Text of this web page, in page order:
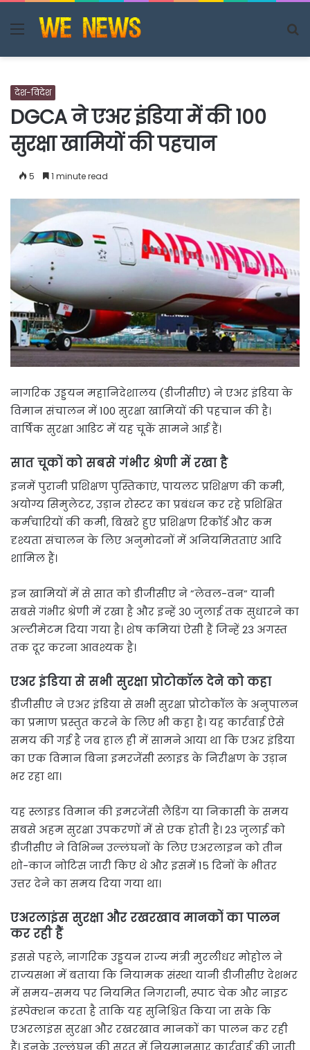
Menu
देश-विदेश
DGCA ने एअर इंडिया में की 100
सुरक्षा खामियों की पहचान
5 1 minute read
नागरिक उड्डयन महानिदेशालय (डीजीसीए) ने एअर इंडिया के
विमान संचालन में 100 सुरक्षा खामियों की पहचान की है।
वार्षिक सुरक्षा आडिट में यह चूकें सामने आई हैं।
सात चूकों को सबसे गंभीर श्रेणी में रखा है
इनमें पुरानी प्रशिक्षण पुस्तिकाएं, पायलट प्रशिक्षण की कमी,
अयोग्य सिमुलेटर, उड़ान रोस्टर का प्रबंधन कर रहे प्रशिक्षित
कर्मचारियों की कमी, बिखरे हुए प्रशिक्षण रिकॉर्ड और कम
दृश्यता संचालन के लिए अनुमोदनों में अनियमितताएं आदि
शामिल हैं।
इन खामियों में से सात को डीजीसीए ने ”लेवल-वन” यानी
सबसे गंभीर श्रेणी में रखा है और इन्हें 30 जुलाई तक सुधारने का
अल्टीमेटम दिया गया है। शेष कमियां ऐसी हैं जिन्हें 23 अगस्त
तक दूर करना आवश्यक है।
एअर इंडिया से सभी सुरक्षा प्रोटोकॉल देने को कहा
डीजीसीए ने एअर इंडिया से सभी सुरक्षा प्रोटोकॉल के अनुपालन
का प्रमाण प्रस्तुत करने के लिए भी कहा है। यह कार्रवाई ऐसे
समय की गई है जब हाल ही में सामने आया था कि एअर इंडिया
का एक विमान बिना इमरजेंसी स्लाइड के निरीक्षण के उड़ान
भर रहा था।
यह स्लाइड विमान की इमरजेंसी लैंडिंग या निकासी के समय
सबसे अहम सुरक्षा उपकरणों में से एक होती है। 23 जुलाई को
डीजीसीए ने विभिन्न उल्लंघनों के लिए एअरलाइन को तीन
शो-काज नोटिस जारी किए थे और इसमें 15 दिनों के भीतर
उत्तर देने का समय दिया गया था।
एअरलाइंस सुरक्षा और रखरखाव मानकों का पालन
कर रही हैं
इससे पहले, नागरिक उड्डयन राज्य मंत्री मुरलीधर मोहोल ने
राज्यसभा में बताया कि नियामक संस्था यानी डीजीसीए देशभर
में समय-समय पर नियमित निगरानी, स्पाट चेक और नाइट
इंस्पेक्शन करता है ताकि यह सुनिश्चित किया जा सके कि
एअरलाइंस सुरक्षा और रखरखाव मानकों का पालन कर रही
हैं। इनके उल्लंघन की सूरत में नियमानुसार कार्रवाई की जाती